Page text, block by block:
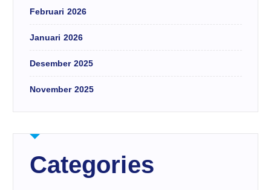
Februari 2026
Januari 2026
Desember 2025
November 2025
Categories